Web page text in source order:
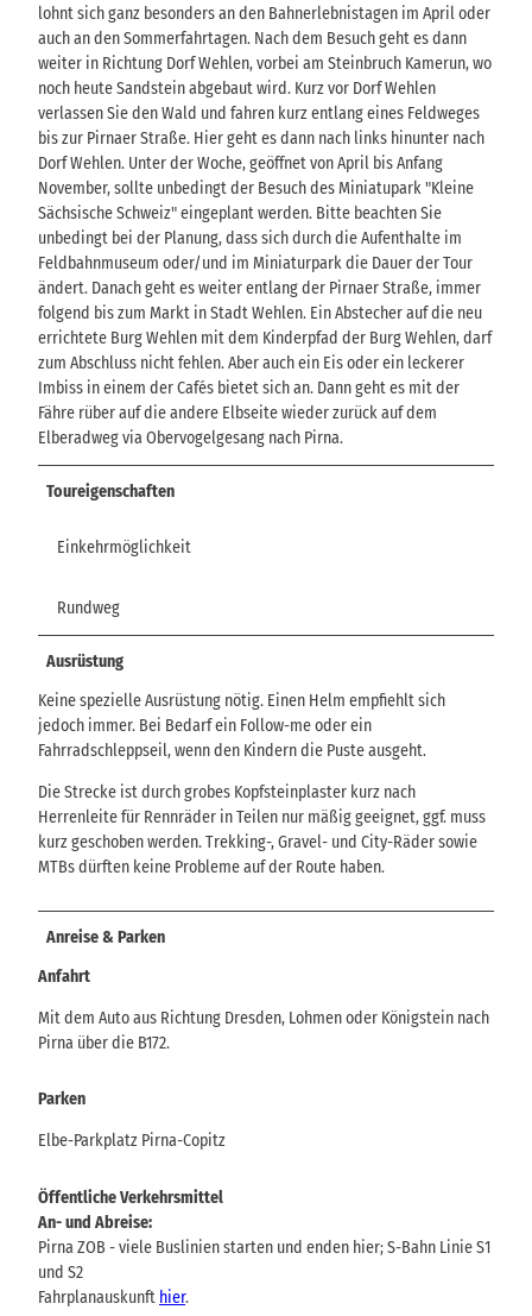
lohnt sich ganz besonders an den Bahnerlebnistagen im April oder
auch an den Sommerfahrtagen. Nach dem Besuch geht es dann
weiter in Richtung Dorf Wehlen, vorbei am Steinbruch Kamerun, wo
noch heute Sandstein abgebaut wird. Kurz vor Dorf Wehlen
verlassen Sie den Wald und fahren kurz entlang eines Feldweges
bis zur Pirnaer Straße. Hier geht es dann nach links hinunter nach
Dorf Wehlen. Unter der Woche, geöffnet von April bis Anfang
November, sollte unbedingt der Besuch des Miniatupark "Kleine
Sächsische Schweiz" eingeplant werden. Bitte beachten Sie
unbedingt bei der Planung, dass sich durch die Aufenthalte im
Feldbahnmuseum oder/und im Miniaturpark die Dauer der Tour
ändert. Danach geht es weiter entlang der Pirnaer Straße, immer
folgend bis zum Markt in Stadt Wehlen. Ein Abstecher auf die neu
errichtete Burg Wehlen mit dem Kinderpfad der Burg Wehlen, darf
zum Abschluss nicht fehlen. Aber auch ein Eis oder ein leckerer
Imbiss in einem der Cafés bietet sich an. Dann geht es mit der
Fähre rüber auf die andere Elbseite wieder zurück auf dem
Elberadweg via Obervogelgesang nach Pirna.
Toureigenschaften
Einkehrmöglichkeit
Rundweg
Ausrüstung
Keine spezielle Ausrüstung nötig. Einen Helm empfiehlt sich
jedoch immer. Bei Bedarf ein Follow-me oder ein
Fahrradschleppseil, wenn den Kindern die Puste ausgeht.
Die Strecke ist durch grobes Kopfsteinplaster kurz nach
Herrenleite für Rennräder in Teilen nur mäßig geeignet, ggf. muss
kurz geschoben werden. Trekking-, Gravel- und City-Räder sowie
MTBs dürften keine Probleme auf der Route haben.
Anreise & Parken
Anfahrt
Mit dem Auto aus Richtung Dresden, Lohmen oder Königstein nach
Pirna über die B172.
Parken
Elbe-Parkplatz Pirna-Copitz
Öffentliche Verkehrsmittel
An- und Abreise:
Pirna ZOB - viele Buslinien starten und enden hier; S-Bahn Linie S1
und S2
Fahrplanauskunft hier.